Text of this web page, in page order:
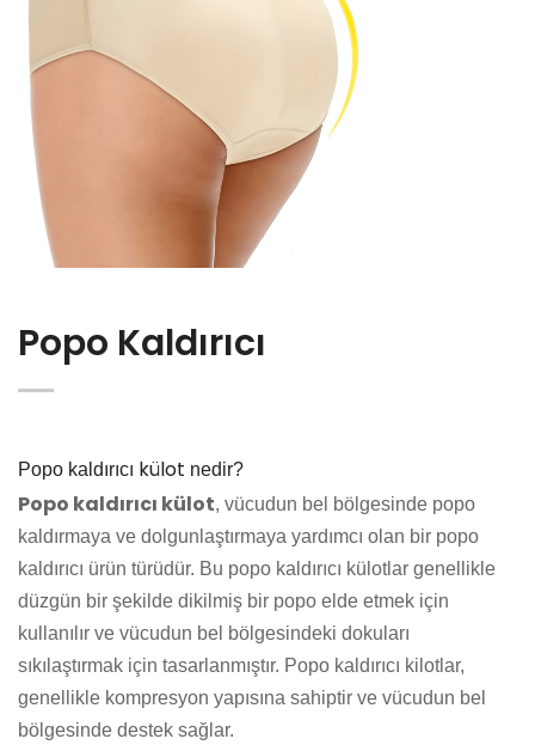
Popo Kaldırıcı
Popo kaldırıcı külot nedir?
Popo kaldırıcı külot, vücudun bel bölgesinde popo
kaldırmaya ve dolgunlaştırmaya yardımcı olan bir popo
kaldırıcı ürün türüdür. Bu popo kaldırıcı külotlar genellikle
düzgün bir şekilde dikilmiş bir popo elde etmek için
kullanılır ve vücudun bel bölgesindeki dokuları
sıkılaştırmak için tasarlanmıştır. Popo kaldırıcı kilotlar,
genellikle kompresyon yapısına sahiptir ve vücudun bel
bölgesinde destek sağlar.